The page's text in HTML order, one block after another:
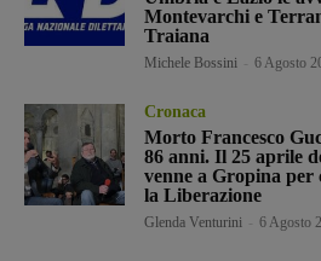
Montevarchi e
Traiana
Michele Bossini 6 Agosto
Cronaca
Morto Francesco
86 anni. Il 25 aprile
venne a Gropina per
la Liberazione
Glenda Venturini 6 Agosto